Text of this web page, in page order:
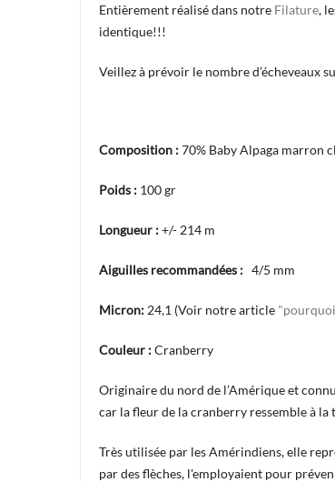
Entièrement réalisé dans notre Filature,
identique!!!
Veillez à prévoir le nombre d’écheveaux
Composition :70% Baby Alpaga marron
Poids : 100 gr
Longueur :+/- 214 m
Aiguilles recommandées : 4/5 mm
Micron: 24,1 (Voir notre article
Couleur :Cranberry
Originaire du nord de l’Amérique et
car la fleur de la cranberry ressemble à la
Très utilisée par les Amérindiens, elle
par des flèches, l'employaient pour